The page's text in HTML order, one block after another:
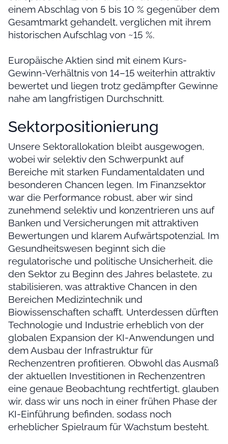
einem Abschlag von 5 bis 10 % gegenüber dem
Gesamtmarkt gehandelt, verglichen mit ihrem
historischen Aufschlag von ~15 %.
Europäische Aktien sind mit einem Kurs-
Gewinn-Verhältnis von 14–15 weiterhin attraktiv
bewertet und liegen trotz gedämpfter Gewinne
nahe am langfristigen Durchschnitt.
Sektorpositionierung
Unsere Sektorallokation bleibt ausgewogen,
wobei wir selektiv den Schwerpunkt auf
Bereiche mit starken Fundamentaldaten und
besonderen Chancen legen. Im Finanzsektor
war die Performance robust, aber wir sind
zunehmend selektiv und konzentrieren uns auf
Banken und Versicherungen mit attraktiven
Bewertungen und klarem Aufwärtspotenzial. Im
Gesundheitswesen beginnt sich die
regulatorische und politische Unsicherheit, die
den Sektor zu Beginn des Jahres belastete, zu
stabilisieren, was attraktive Chancen in den
Bereichen Medizintechnik und
Biowissenschaften schafft. Unterdessen dürften
Technologie und Industrie erheblich von der
globalen Expansion der KI-Anwendungen und
dem Ausbau der Infrastruktur für
Rechenzentren profitieren. Obwohl das Ausmaß
der aktuellen Investitionen in Rechenzentren
eine genaue Beobachtung rechtfertigt, glauben
wir, dass wir uns noch in einer frühen Phase der
KI-Einführung befinden, sodass noch
erheblicher Spielraum für Wachstum besteht.